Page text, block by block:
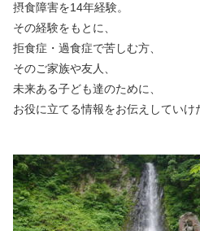
摂食障害を14年経験。
その経験をもとに、
拒食症・過食症で苦しむ方、
そのご家族や友人、
未来ある子ども達のために、
お役に立てる情報をお伝えしていけ